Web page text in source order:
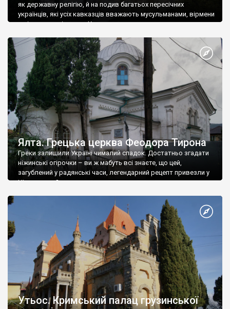
як державну релігію, й на подив багатьох пересічних
українців, які усіх кавказців вважають мусульманами, вірмени
є відданими вірянами Христа
Ялта. Грецька церква Феодора Тирона
Греки залишили Україні чималий спадок. Достатньо згадати
ніжинські огірочки – ви ж мабуть всі знаєте, що цей,
загублений у радянські часи, легендарний рецепт привезли у
Ніжин греки?
Утьос. Кримський палац грузинської